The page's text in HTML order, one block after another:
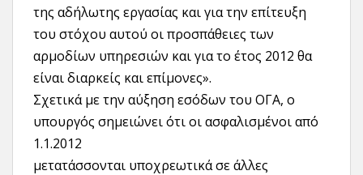
της αδήλωτης εργασίας και για την επίτευξη
του στόχου αυτού οι προσπάθειες των
αρμοδίων υπηρεσιών και για το έτος 2012 θα
είναι διαρκείς και επίμονες».
Σχετικά με την αύξηση εσόδων του ΟΓΑ, ο
υπουργός σημειώνει ότι οι ασφαλισμένοι από
1.1.2012
μετατάσσονται υποχρεωτικά σε άλλες